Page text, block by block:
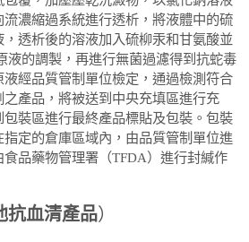
濃縮過系統進行透析，將液體中的硫
透析後的溶液加入硫柳汞和甘氨酸並
液的調製，再進行無菌過濾得到抗蛇毒
經品質管制單位檢定，通過檢測符合
產品，將被送到中央充填區進行充
裝區進行最終產品標貼及包裝。包裝
定的倉庫區域內，由品質管制單位進
品藥物管理署（TFDA）進行封緘作
抗血清產品）